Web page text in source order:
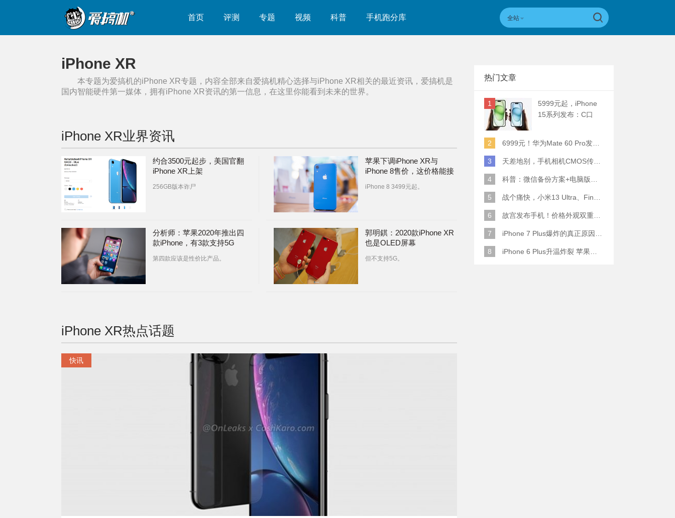
首页 评测 专题 视频 科普 手机跑分库 全站
iPhone XR
本专题为爱搞机的iPhone XR专题，内容全部来自爱搞机精心选择与iPhone XR相关的最近资讯，爱搞机是
国内智能硬件第一媒体，拥有iPhone XR资讯的第一信息，在这里你能看到未来的世界。
iPhone XR业界资讯
约合3500元起步，美国官翻
iPhone XR上架
256GB版本诈尸
苹果下调iPhone XR与
iPhone 8售价，这价格能接
iPhone 8 3499元起。
分析师：苹果2020年推出四
款iPhone，有3款支持5G
第四款应该是性价比产品。
郭明錤：2020款iPhone XR
也是OLED屏幕
但不支持5G。
iPhone XR热点话题
快讯
热门文章
1
5999元起，iPhone
15系列发布：C口
2
6999元！华为Mate 60 Pro发布：麒麟9000S+卫星通话 (附初步跑分)
3 天差地别，手机相机CMOS传感器实际面积对比
4 科普：微信备份方案+电脑版丢失数据恢复指南
5 战个痛快，小米13 Ultra、Find X6 Pro、vivo X90 Pro+、小米12SU拍照横评
6 故宫发布手机！价格外观双重逆天！
7 iPhone 7 Plus爆炸的真正原因原来是这样
8 iPhone 6 Plus升温炸裂 苹果赔了一部全新的